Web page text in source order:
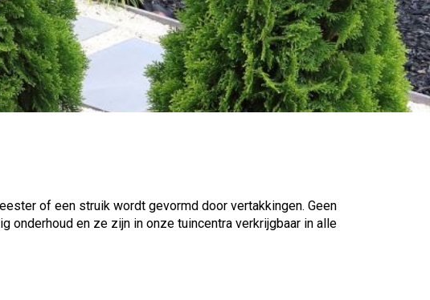
of een struik wordt gevormd door vertakkingen. Geen
onderhoud en ze zijn in onze tuincentra verkrijgbaar in alle